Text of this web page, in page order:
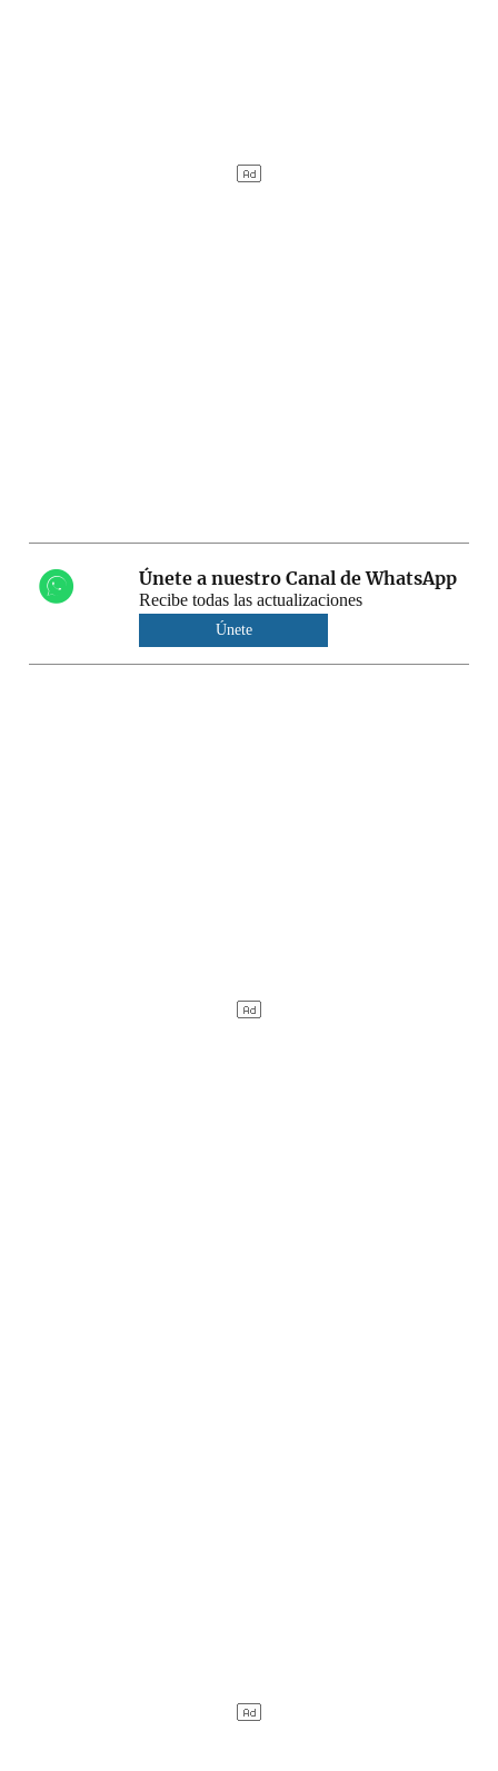
Únete a nuestro Canal de WhatsApp
Recibe todas las actualizaciones
Únete